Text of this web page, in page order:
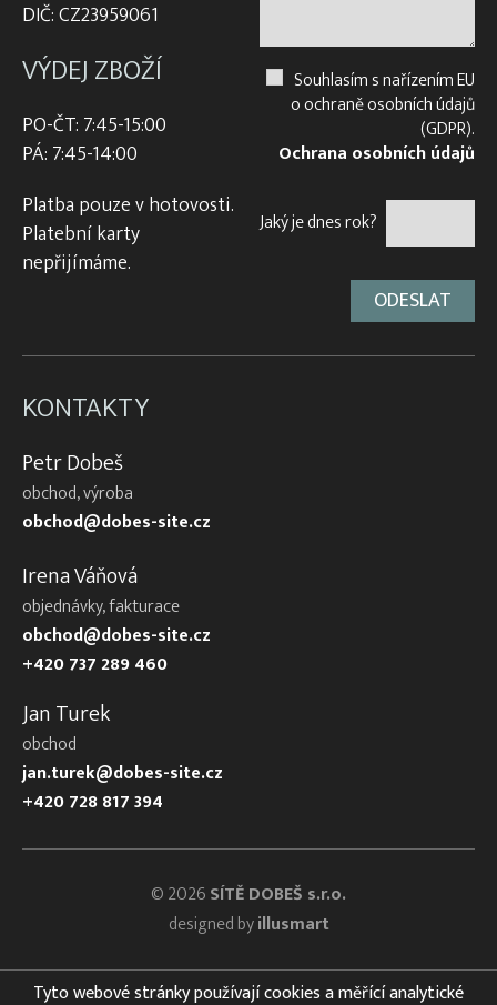
DIČ: CZ23959061
VÝDEJ ZBOŽÍ
PO-ČT: 7:45-15:00
PÁ: 7:45-14:00
Platba pouze v hotovosti.
Platební karty
nepřijímáme.
Souhlasím s nařízením EU
o ochraně osobních údajů
(GDPR).
Ochrana osobních údajů
Jaký je dnes rok?
KONTAKTY
Petr Dobeš
obchod, výroba
obchod@dobes-site.cz
Irena Váňová
objednávky, fakturace
obchod@dobes-site.cz
+420 737 289 460
Jan Turek
obchod
jan.turek@dobes-site.cz
+420 728 817 394
© 2026SÍTĚ DOBEŠ s.r.o.
designed byillusmart
Tyto webové stránky používají cookies a měřící analytické